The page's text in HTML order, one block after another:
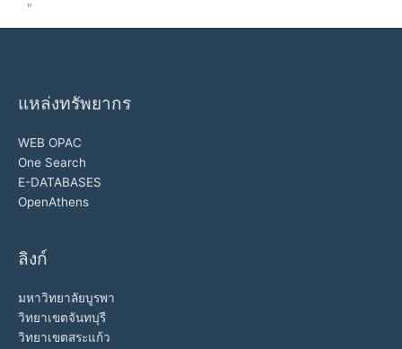
"
แหล่งทรัพยากร
WEB OPAC
One Search
E-DATABASES
OpenAthens
ลิงก์
มหาวิทยาลัยบูรพา
วิทยาเขตจันทบุรี
วิทยาเขตสระแก้ว